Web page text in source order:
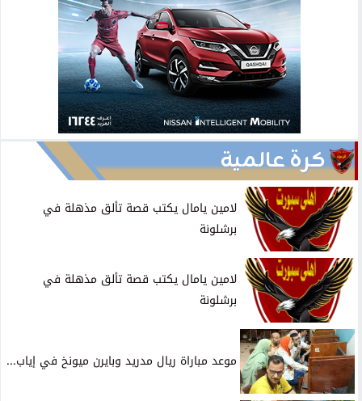
كرة عالمية
لامين يامال يكتب قصة تألق مذهلة في
برشلونة
لامين يامال يكتب قصة تألق مذهلة في
برشلونة
موعد مباراة ريال مدريد وبايرن ميونخ في إياب...